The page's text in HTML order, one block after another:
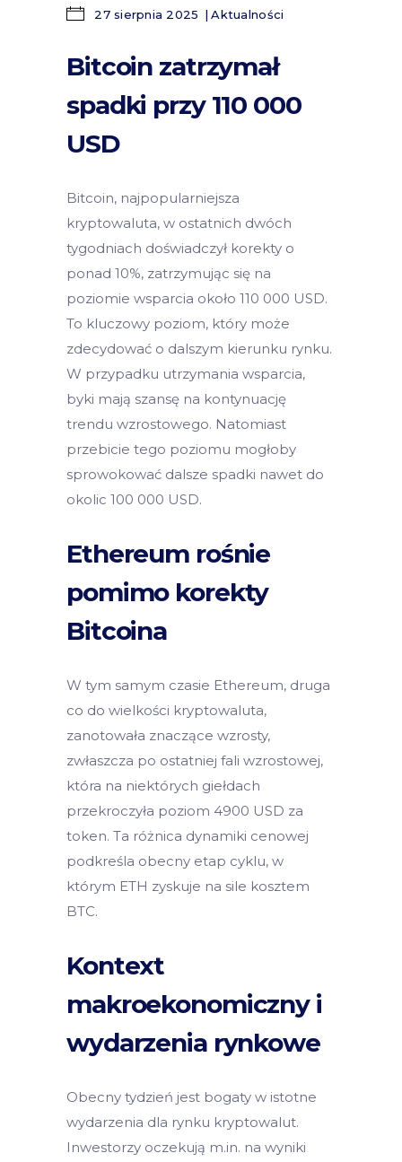
27 sierpnia 2025 Aktualności
Bitcoin zatrzymał
spadki przy 110 000
USD
Bitcoin, najpopularniejsza
kryptowaluta, w ostatnich dwóch
tygodniach doświadczył korekty o
ponad 10%, zatrzymując się na
poziomie wsparcia około 110 000 USD.
To kluczowy poziom, który może
zdecydować o dalszym kierunku rynku.
W przypadku utrzymania wsparcia,
byki mają szansę na kontynuację
trendu wzrostowego. Natomiast
przebicie tego poziomu mogłoby
sprowokować dalsze spadki nawet do
okolic 100 000 USD.
Ethereum rośnie
pomimo korekty
Bitcoina
W tym samym czasie Ethereum, druga
co do wielkości kryptowaluta,
zanotowała znaczące wzrosty,
zwłaszcza po ostatniej fali wzrostowej,
która na niektórych giełdach
przekroczyła poziom 4900 USD za
token. Ta różnica dynamiki cenowej
podkreśla obecny etap cyklu, w
którym ETH zyskuje na sile kosztem
BTC.
Kontext
makroekonomiczny i
wydarzenia rynkowe
Obecny tydzień jest bogaty w istotne
wydarzenia dla rynku kryptowalut.
Inwestorzy oczekują m.in. na wyniki